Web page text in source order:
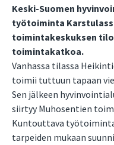
Keski-Suomen
työtoiminta
toimintakeskuksen
toimintakatkoa.
Vanhassa tilassa
toimii tuttuun tapaan
Sen jälkeen
siirtyy Muhosentien
Kuntouttava
tarpeiden mukaan